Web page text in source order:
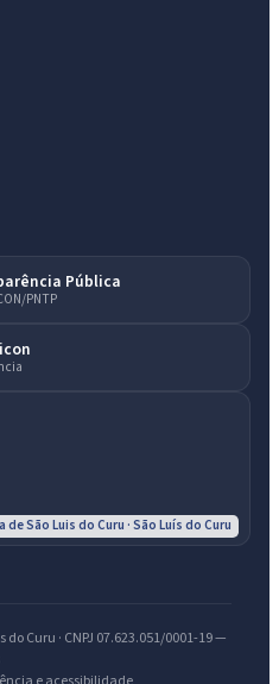
Pública
PNTP
de São Luis do Curu · São Luís do Curu
Curu · CNPJ 07.623.051/0001-19 —
serviços Diário Oficial